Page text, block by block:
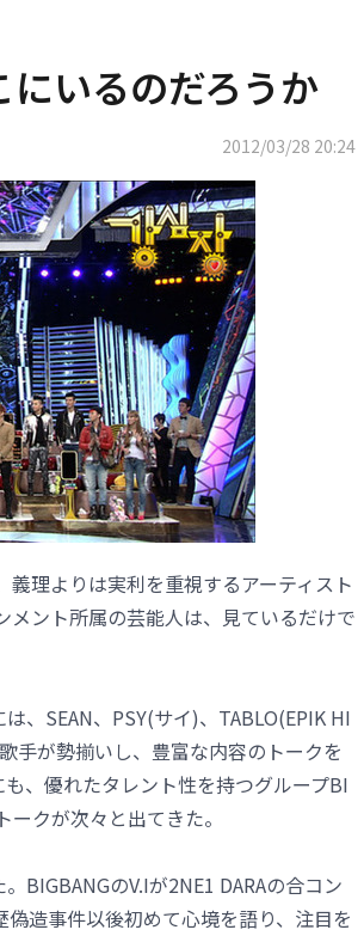
いるのだろうか
2012/03/28 20:24
義理よりは実利を重視するアーティスト
ント所属の芸能人は、見ているだけで
、SEAN、PSY(サイ)、TABLO(EPIK HI
手が勢揃いし、豊富な内容のトークを
、優れたタレント性を持つグループBI
クが次々と出てきた。
BIGBANGのV.Iが2NE1 DARAの合コン
造事件以後初めて心境を語り、注目を